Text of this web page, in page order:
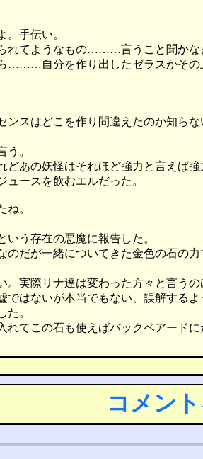
。手伝い。
れてようなもの………言うこと聞かな
………自分を作り出したゼラスかそ
ンスはどこを作り間違えたのか知ら
。
どあの妖怪はそれほど強力と言え
ースを飲むエルだった。
ね。
う存在の悪魔に報告した。
だが一緒についてきた金色の石の
実際リナ達は変わった方々と言うの
はないが本当でもない、誤解するよ
た。
てこの石も使えばバックベアードに
コメン